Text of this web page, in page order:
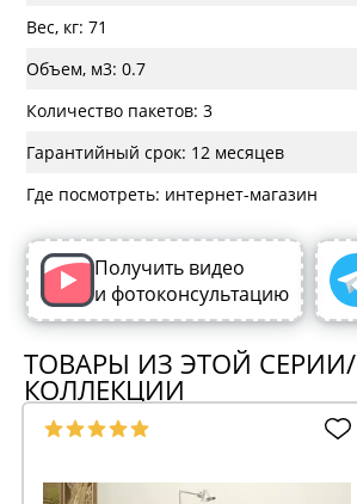
Вес, кг: 71
Объем, м3: 0.7
Количество пакетов: 3
Гарантийный срок: 12 месяцев
Где посмотреть: интернет-магазин
Получить видео
и фотоконсультацию
ТОВАРЫ ИЗ ЭТОЙ СЕРИИ/
КОЛЛЕКЦИИ